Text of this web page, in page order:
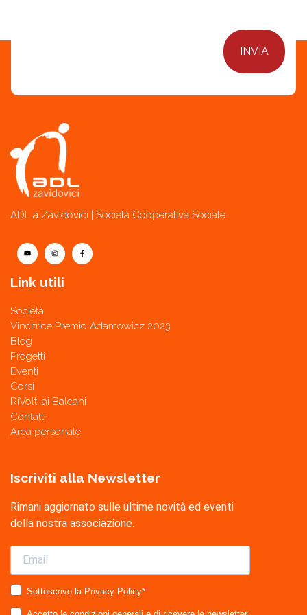
ADL a Zavidovici | Società Cooperativa Sociale
Link utili
Società
Vincitrice Premio Adamowicz 2023
Blog
Progetti
Eventi
Corsi
RiVolti ai Balcani
Contatti
Area personale
Iscriviti alla Newsletter
Rimani aggiornato sulle ultime novità ed eventi
della nostra associazione.
Sottoscrivo la Privacy Policy*